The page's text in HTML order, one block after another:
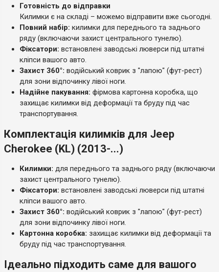
Готовність до відправки
Килимки є на складі – можемо відправити вже сьогодні.
Повний набір: килимки для переднього та заднього
ряду (включаючи захист центрального тунелю).
Фіксатори: встановлені заводські люверси під штатні
кліпси вашого авто.
Захист 360°: водійський коврик з "лапою" (фут-рест)
для зони відпочинку лівої ноги.
Надійне пакування: фірмова картонна коробка, що
захищає килимки від деформації та бруду під час
транспортування.
Комплектація килимків для Jeep
Cherokee (KL) (2013-...)
Килимки: для переднього та заднього ряду (включаючи
захист центрального тунелю).
Фіксатори: встановлені заводські люверси під штатні
кліпси вашого авто.
Захист 360°: водійський коврик з "лапою" (фут-рест)
для зони відпочинку лівої ноги.
Картонна коробка: захищає килимки від деформації та
бруду під час транспортування.
Ідеально підходить саме для вашого